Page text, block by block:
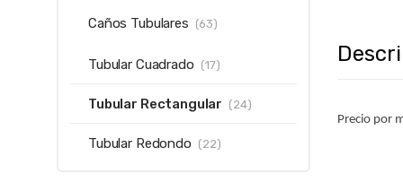
Precio por
Caños Tubulares (63)
Tubular Cuadrado (17)
Tubular Rectangular (24)
Tubular Redondo (22)